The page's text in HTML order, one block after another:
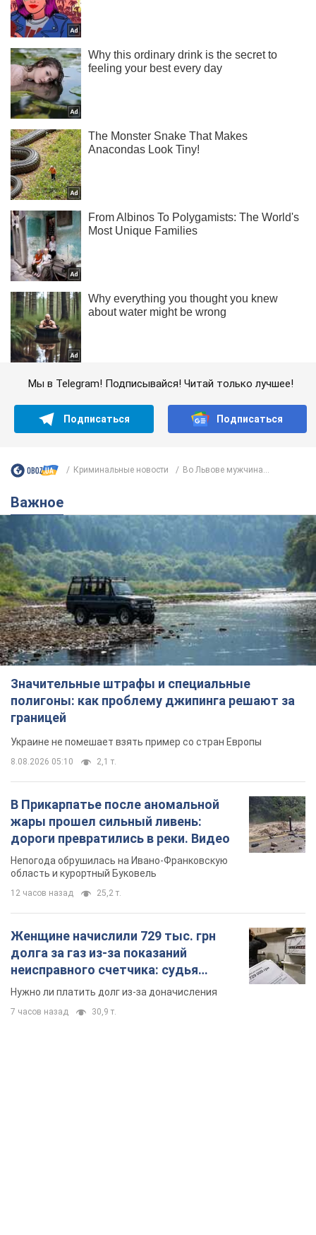
Мы в Telegram! Подписывайся! Читай только лучшее!
Подписаться Подписаться
Криминальные новости Во Львове мужчина...
Важное
Значительные штрафы и специальные
полигоны: как проблему джипинга решают за
границей
Украине не помешает взять пример со стран Европы
8.08.2026 05:10 2,1 т.
В Прикарпатье после аномальной
жары прошел сильный ливень:
дороги превратились в реки. Видео
Непогода обрушилась на Ивано-Франковскую
область и курортный Буковель
12 часов назад 25,2 т.
Женщине начислили 729 тыс. грн
долга за газ из-за показаний
неисправного счетчика: судья
вынес неожиданное решение
Нужно ли платить долг из-за доначисления
7 часов назад 30,9 т.